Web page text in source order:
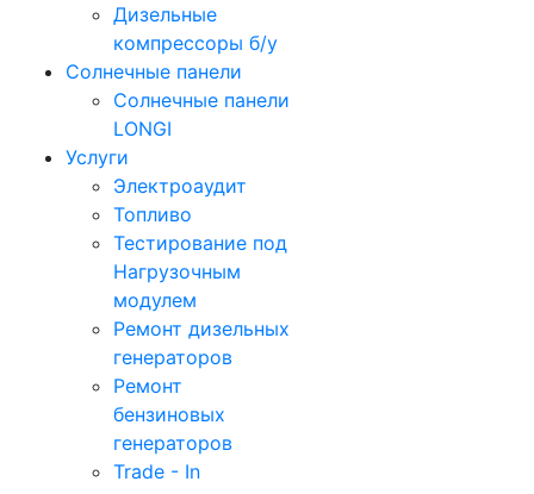
Дизельные
компрессоры б/у
Солнечные панели
Солнечные панели
LONGI
Услуги
Электроаудит
Топливо
Тестирование под
Нагрузочным
модулем
Ремонт дизельных
генераторов
Ремонт
бензиновых
генераторов
Trade - In